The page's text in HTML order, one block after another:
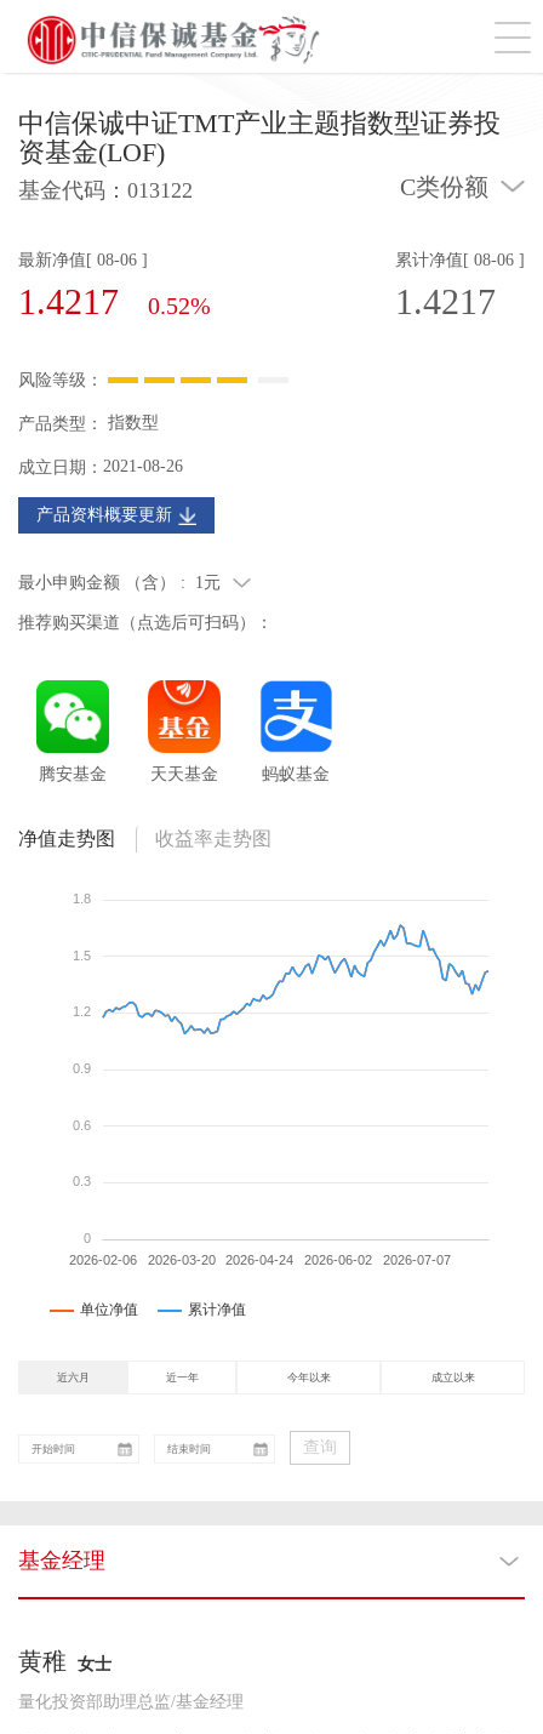
切
中信保诚中证TMT产业主题指数型证券投
资基金(LOF)
C类份额
基金代码： 013122
最新净值[ 08-06 ]
1.4217 0.52%
累计净值[ 08-06 ]
1.4217
风险等级：
产品类型： 指数型
成立日期： 2021-08-26
产品资料概要更新
最小申购金额 （含） : 1元
推荐购买渠道（点选后可扫码）：
腾安基金 天天基金 蚂蚁基金
净值走势图 收益率走势图
近六月 近一年 今年以来 成立以来
查询
基金经理
黄稚 女士
量化投资部助理总监/基金经理